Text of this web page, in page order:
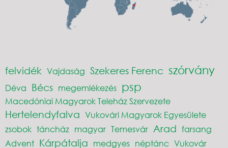
felvidék Vajdaság Szekeres Ferenc szórvány
Déva Bécs megemlékezés psp
Macedóniai Magyarok Teleház Szervezete
Hertelendyfalva Vukovári Magyarok Egyesülete
zsobok táncház magyar Temesvár Arad farsang
Advent Kárpátalja medgyes néptánc Vukovár